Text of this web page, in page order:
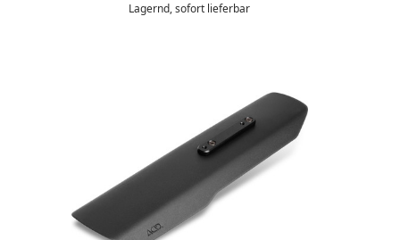
Lagernd, sofort lieferbar